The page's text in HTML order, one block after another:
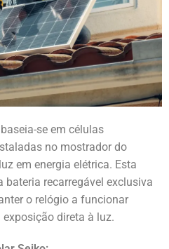
se em células
no mostrador do
em energia elétrica. Esta
bateria recarregável exclusiva
o relógio a funcionar
direta à luz.